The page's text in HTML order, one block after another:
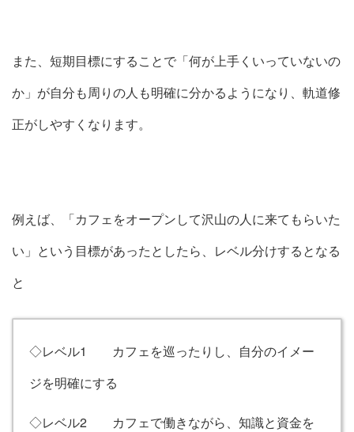
また、短期目標にすることで「何が上手くいっていないの
か」が自分も周りの人も明確に分かるようになり、軌道修
正がしやすくなります。
例えば、「カフェをオープンして沢山の人に来てもらいた
い」という目標があったとしたら、レベル分けするとなる
と
◇レベル1 カフェを巡ったりし、自分のイメー
ジを明確にする
◇レベル2 カフェで働きながら、知識と資金を